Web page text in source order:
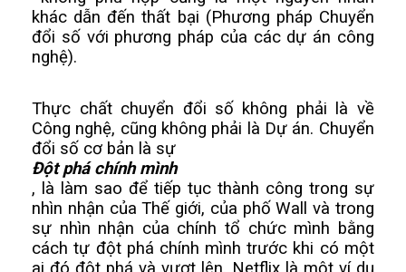
khác dẫn đến thất bại (Phương pháp Chuyển
đổi số với phương pháp của các dự án công
nghệ).
Thực chất chuyển đổi số không phải là về
Công nghệ, cũng không phải là Dự án. Chuyển
đổi số cơ bản là sự
Đột phá chính mình
, là làm sao để tiếp tục thành công trong sự
nhìn nhận của Thế giới, của phố Wall và trong
sự nhìn nhận của chính tổ chức mình bằng
cách tự đột phá chính mình trước khi có một
ai đó đột phá và vượt lên. Netflix là một ví dụ